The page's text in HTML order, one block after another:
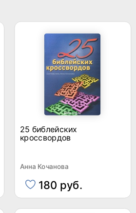
25 библейских
кроссвордов
Анна Кочанова
180 руб.